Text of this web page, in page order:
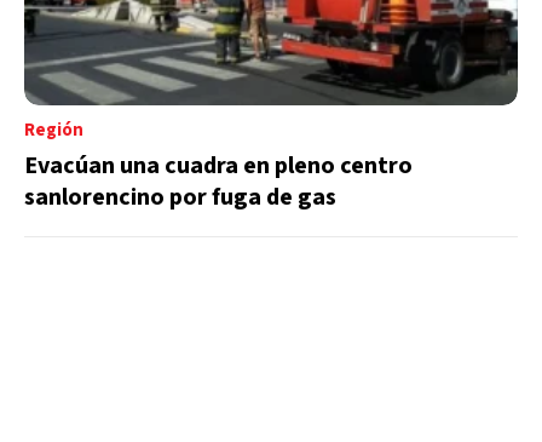
Región
Evacúan una cuadra en pleno centro
sanlorencino por fuga de gas